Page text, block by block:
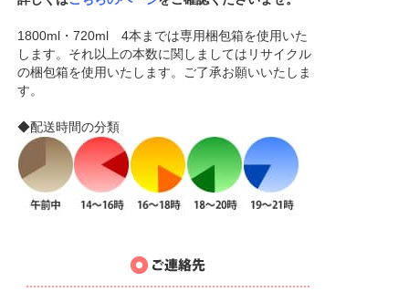
1800ml・720ml 4本までは専用梱包箱を使用いた
します。それ以上の本数に関しましてはリサイクル
の梱包箱を使用いたします。ご了承お願いいたしま
す。
◆配送時間の分類